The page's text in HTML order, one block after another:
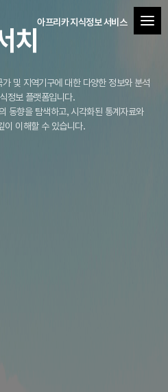
아프리카 지식정보 서비스
치
및 지역기구에 대한 다양한 정보와 분석
정보 플랫폼입니다.
동향을 탐색하고, 시각화된 통계자료와
이 이해할 수 있습니다.